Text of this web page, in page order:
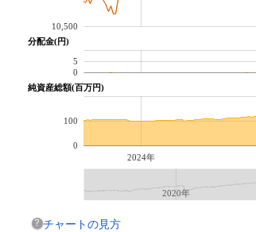
10,500
分配金(円)
0
5
純資産総額(百万円)
2024年
0
100
2020年
チャートの見方